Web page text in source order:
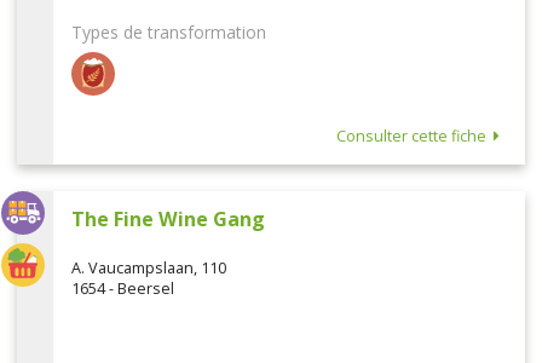
Types de transformation
Consulter cette fiche
The Fine Wine Gang
A. Vaucampslaan, 110
1654 - Beersel